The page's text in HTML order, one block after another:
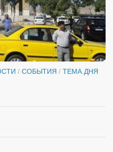
/ СОБЫТИЯ / ТЕМА ДНЯ